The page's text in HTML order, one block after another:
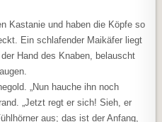
Kastanie und haben die Köpfe so
Ein schlafender Maikäfer liegt
Hand des Knaben, belauscht
„Nun hauche ihn noch
„Jetzt regt er sich! Sieh, er
aus; das ist der Anfang,